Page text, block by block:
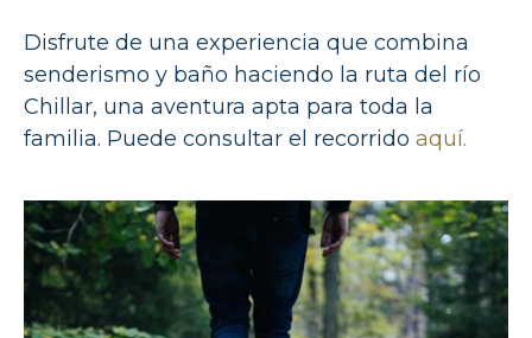
Disfrute de una experiencia que combina
senderismo y baño haciendo la ruta del río
Chillar, una aventura apta para toda la
familia. Puede consultar el recorrido aquí.